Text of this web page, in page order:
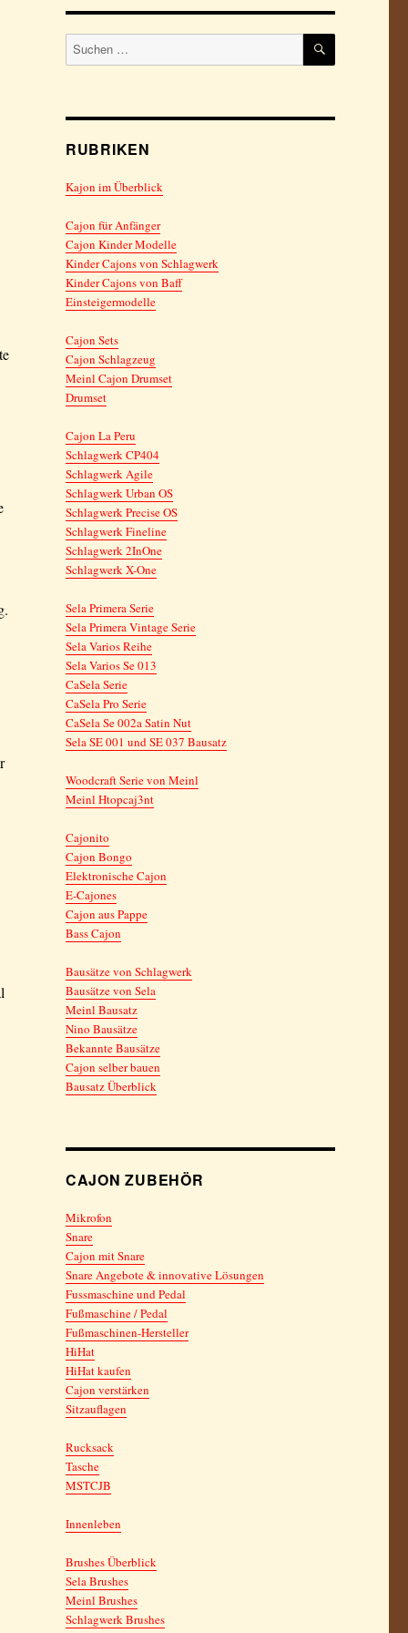
Suchen
nach:
SUCHEN
RUBRIKEN
Kajon im Überblick
Cajon für Anfänger
Cajon Kinder Modelle
Kinder Cajons von Schlagwerk
Kinder Cajons von Baff
Einsteigermodelle
Cajon Sets
Cajon Schlagzeug
Meinl Cajon Drumset
Drumset
Cajon La Peru
Schlagwerk CP404
Schlagwerk Agile
Schlagwerk Urban OS
Schlagwerk Precise OS
Schlagwerk Fineline
Schlagwerk 2InOne
Schlagwerk X-One
Sela Primera Serie
Sela Primera Vintage Serie
Sela Varios Reihe
Sela Varios Se 013
CaSela Serie
CaSela Pro Serie
CaSela Se 002a Satin Nut
Sela SE 001 und SE 037 Bausatz
Woodcraft Serie von Meinl
Meinl Htopcaj3nt
Cajonito
Cajon Bongo
Elektronische Cajon
E-Cajones
Cajon aus Pappe
Bass Cajon
Bausätze von Schlagwerk
Bausätze von Sela
Meinl Bausatz
Nino Bausätze
Bekannte Bausätze
Cajon selber bauen
Bausatz Überblick
CAJON ZUBEHÖR
Mikrofon
Snare
Cajon mit Snare
Snare Angebote & innovative Lösungen
Fussmaschine und Pedal
Fußmaschine / Pedal
Fußmaschinen-Hersteller
HiHat
HiHat kaufen
Cajon verstärken
Sitzauflagen
Rucksack
Tasche
MSTCJB
Innenleben
Brushes Überblick
Sela Brushes
Meinl Brushes
Schlagwerk Brushes